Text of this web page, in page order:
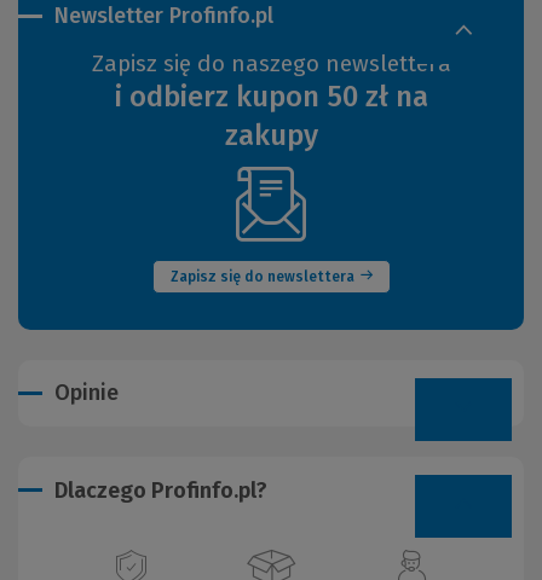
Newsletter Profinfo.pl
Zapisz się do naszego newslettera
i odbierz kupon 50 zł na
zakupy
Zapisz się do newslettera
(Nowe
okno)
Opinie
Dlaczego Profinfo.pl?